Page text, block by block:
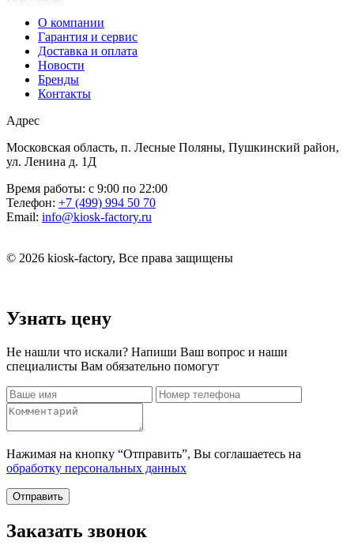
О компании
Гарантия и сервис
Доставка и оплата
Новости
Бренды
Контакты
Адрес
Московская область, п. Лесные Поляны, Пушкинский район,
ул. Ленина д. 1Д
Время работы: с 9:00 по 22:00
Телефон: +7 (499) 994 50 70
Email: info@kiosk-factory.ru
© 2026 kiosk-factory, Все права защищены
Узнать цену
Не нашли что искали? Напиши Ваш вопрос и наши
специалисты Вам обязательно помогут
Нажимая на кнопку “Отправить”, Вы соглашаетесь на
обработку персональных данных
Отправить
Заказать звонок